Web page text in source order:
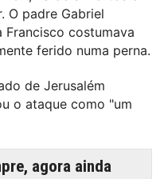
O padre Gabriel
Francisco costumava
ferido numa perna.
de Jerusalém
o ataque como "um
agora ainda